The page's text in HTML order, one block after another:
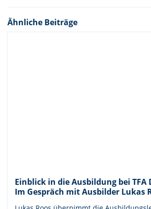
Ähnliche Beiträge
Einblick in die Ausbildung bei TFA
Im Gespräch mit Ausbilder Lukas